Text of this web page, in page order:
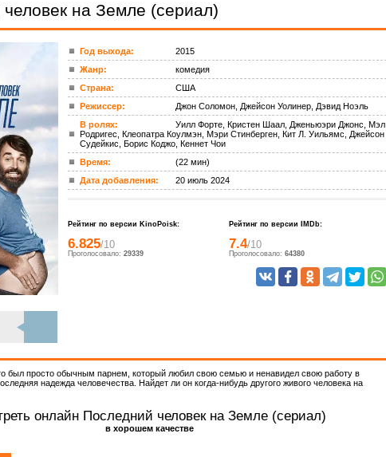
на Земле (сериал)
Год выхода:
2015
Жанр:
комедия
Страна:
США
Режиссер:
Джон Соломон, Джейсон Уолинер, Дэвид Ноэль
В ролях:
Уилл Форте, Кристен Шаал, Дженьюэри Джонс, Мэл
Родригес, Клеопатра Коулмэн, Мэри Стинберген, Кит Л. Уильямс, Джейсон
Судейкис, Борис Коджо, Кеннет Чои
Время:
(22 мин)
Дата добавления:
20 июль 2024
Рейтинг по версии KinoPoisk:
6.825/10
Проголосовало: 29339
Рейтинг по версии IMDb:
7.4/10
Проголосовало: 64380
был просто обычным парнем, который любил свою семью и ненавидел свою работу в
надежда человечества. Найдет ли он когда-нибудь другого живого человека на
онлайн Последний человек на Земле (сериал)
в хорошем качестве